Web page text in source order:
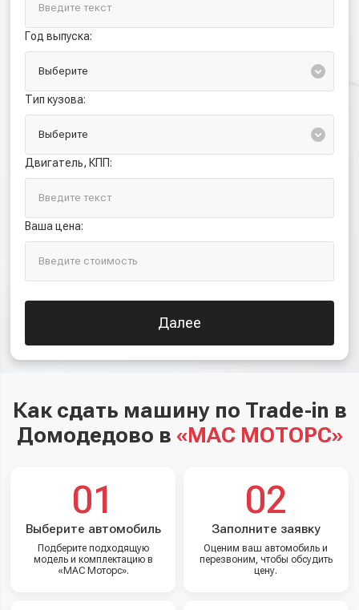
Год выпуска:
Тип кузова:
Двигатель, КПП:
Ваша цена:
Далее
Как сдать машину по Trade-in в
Домодедово в «МАС МОТОРС»
01
Выберите автомобиль
Подберите подходящую
модель и комплектацию в
«МАС Моторс».
02
Заполните заявку
Оценим ваш автомобиль и
перезвоним, чтобы обсудить
цену.